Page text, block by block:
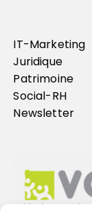
IT-Marketing
Juridique
Patrimoine
Social-RH
Newsletter